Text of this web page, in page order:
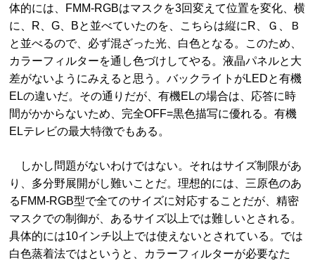
体的には、FMM-RGBはマスクを3回変えて位置を変化、横
に、R、G、Bと並べていたのを、こちらは縦にR、Ｇ、Ｂ
と並べるので、必ず混ざった光、白色となる。このため、
カラーフィルターを通し色づけしてやる。液晶パネルと大
差がないようにみえると思う。バックライトがLEDと有機
ELの違いだ。その通りだが、有機ELの場合は、応答に時
間がかからないため、完全OFF=黒色描写に優れる。有機
ELテレビの最大特徴でもある。
しかし問題がないわけではない。それはサイズ制限があ
り、多分野展開がし難いことだ。理想的には、三原色のあ
るFMM-RGB型で全てのサイズに対応することだが、精密
マスクでの制御が、あるサイズ以上では難しいとされる。
具体的には10インチ以上では使えないとされている。では
白色蒸着法ではというと、カラーフィルターが必要なた